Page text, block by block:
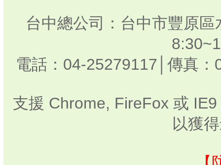
台中總公司：台中市豐原
電話：04-25279117│傳真
支援 Chrome, FireFox 或
以獲